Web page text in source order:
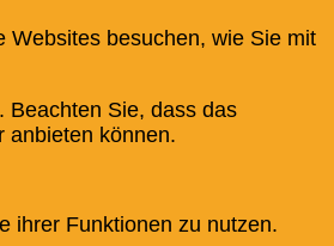
Websites besuchen, wie Sie mit
Beachten Sie, dass das
anbieten können.
ihrer Funktionen zu nutzen.